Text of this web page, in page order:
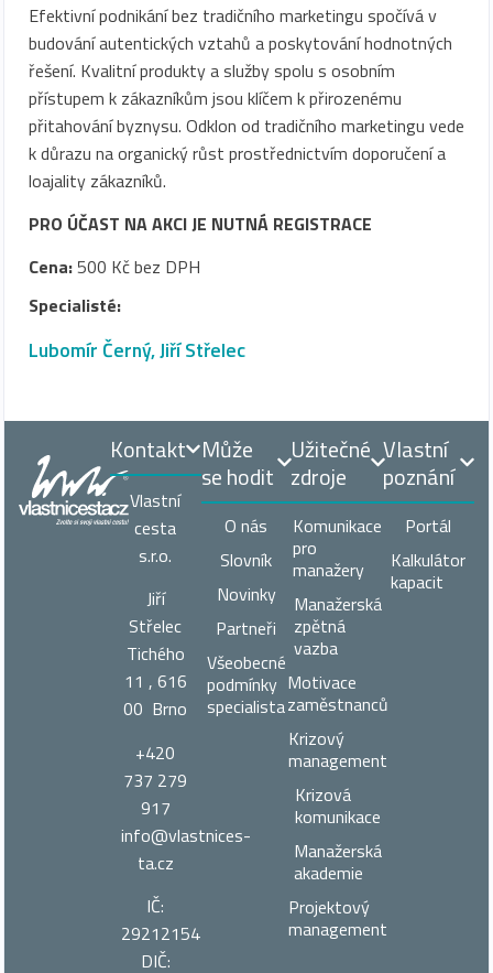
Efektivní podnikání bez tradičního marketingu spočívá v
budování autentických vztahů a poskytování hodnotných
řešení. Kvalitní produkty a služby spolu s osobním
přístupem k zákazníkům jsou klíčem k přirozenému
přitahování byznysu. Odklon od tradičního marketingu vede
k důrazu na organický růst prostřednictvím doporučení a
loajality zákazníků.
PRO ÚČAST NA AKCI JE NUTNÁ REGISTRACE
Cena:500 Kč bez DPH
Specialisté:
Lubomír Černý,Jiří Střelec
Může
se hodit
O nás
Slovník
Novinky
Partneři
Všeobecné
podmínky
specialista
Užitečné
zdroje
Komunikace
pro
manažery
Manažerská
zpětná
vazba
Motivace
zaměstnanců
Krizový
management
Krizová
komunikace
Manažerská
akademie
Projektový
management
Vlastní
poznání
Portál
Kalkulátor
kapacit
Kontakt
Vlastní
cesta
s.r.o.
Jiří
Střelec
Tichého
11 , 616
00 Brno
+420
737 279
917
info@vlastnices­
ta.cz
IČ:
29212154
DIČ: